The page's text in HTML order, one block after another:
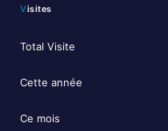
Visites
Total Visite
Cette année
Ce mois